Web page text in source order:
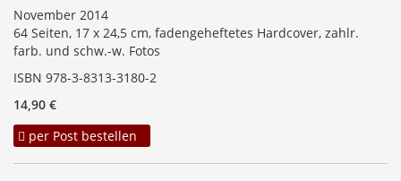
November 2014
64 Seiten, 17 x 24,5 cm, fadengeheftetes Hardcover, zahlr.
farb. und schw.-w. Fotos
ISBN 978-3-8313-3180-2
14,90 €
per Post bestellen